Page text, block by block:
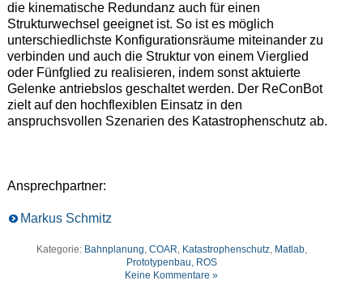
die kinematische Redundanz auch für einen
Strukturwechsel geeignet ist. So ist es möglich
unterschiedlichste Konfigurationsräume miteinander zu
verbinden und auch die Struktur von einem Vierglied
oder Fünfglied zu realisieren, indem sonst aktuierte
Gelenke antriebslos geschaltet werden. Der ReConBot
zielt auf den hochflexiblen Einsatz in den
anspruchsvollen Szenarien des Katastrophenschutz ab.
Ansprechpartner:
Markus Schmitz
Kategorie: Bahnplanung, COAR, Katastrophenschutz, Matlab,
Prototypenbau, ROS
Keine Kommentare »